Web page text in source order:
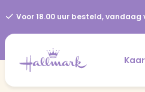
Voor 18.00 uur besteld, vandaag